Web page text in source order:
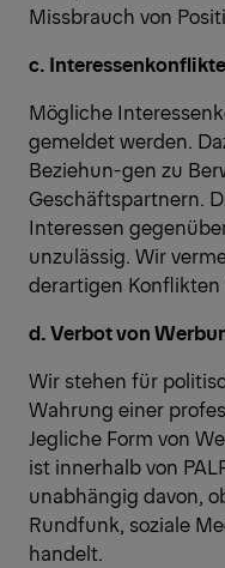
Missbrauch von
c. Interessenkonflikte
Mögliche
gemeldet werden.
Beziehun-gen zu
Geschäftspartnern.
Interessen
unzulässig. Wir
derartigen
d. Verbot von
Wir stehen für
Wahrung einer
Jegliche Form von
ist innerhalb von
unabhängig davon,
Rundfunk, soziale
handelt.